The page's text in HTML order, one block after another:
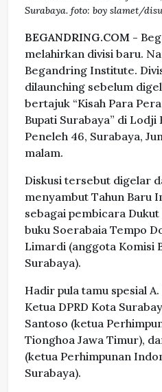
Surabaya. foto: boy slamet/
BEGANDRING.COM -
melahirkan divisi baru.
Begandring Institute.
dilaunching sebelum
bertajuk “Kisah Para
Bupati Surabaya” di Lodji
Peneleh 46, Surabaya,
malam.
Diskusi tersebut digelar
menyambut Tahun Baru
sebagai pembicara
buku Soerabaia Tempo
Limardi (anggota Komisi
Surabaya).
Hadir pula tamu spesial
Ketua DPRD Kota
Santoso (ketua
Tionghoa Jawa Timur),
(ketua Perhimpunan
Surabaya).